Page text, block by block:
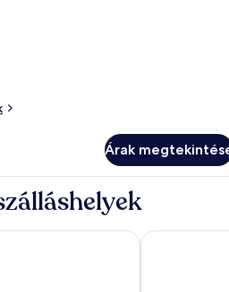
Árak
- All Inclusive – Adults Only
MPM Kalina